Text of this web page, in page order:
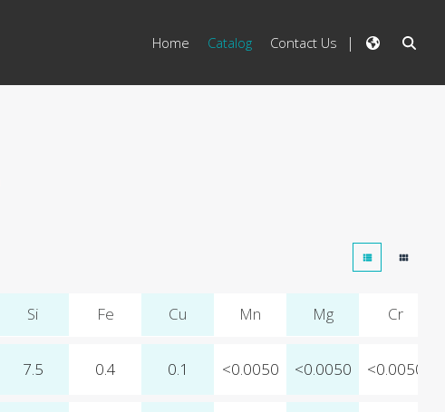
Home Catalog Contact Us
Si Fe Cu Mn Mg Cr
7.5 0.4 0.1 <0.0050 <0.0050 <0.0050